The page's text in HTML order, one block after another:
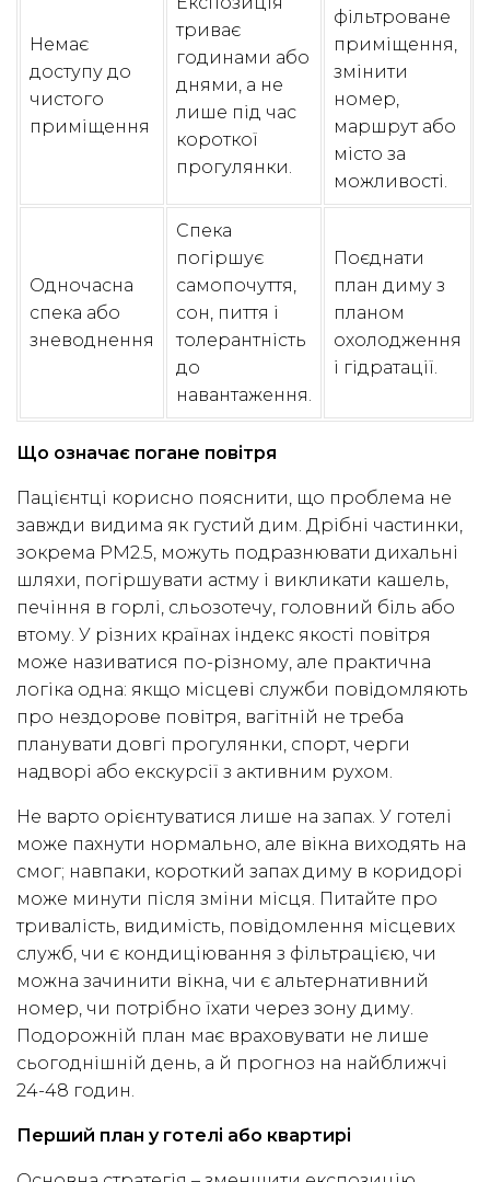
Немає
доступу до
чистого
приміщення
триває
годинами або
днями, а не
лише під час
короткої
прогулянки.
фільтроване
приміщення,
змінити
номер,
маршрут або
місто за
можливості.
Одночасна
спека або
зневоднення
Спека
погіршує
самопочуття,
сон, пиття і
толерантність
до
навантаження.
Поєднати
план диму з
планом
охолодження
і гідратації.
Що означає погане повітря
Пацієнтці корисно пояснити, що проблема не
завжди видима як густий дим. Дрібні частинки,
зокрема PM2.5, можуть подразнювати дихальні
шляхи, погіршувати астму і викликати кашель,
печіння в горлі, сльозотечу, головний біль або
втому. У різних країнах індекс якості повітря
може називатися по-різному, але практична
логіка одна: якщо місцеві служби повідомляють
про нездорове повітря, вагітній не треба
планувати довгі прогулянки, спорт, черги
надворі або екскурсії з активним рухом.
Не варто орієнтуватися лише на запах. У готелі
може пахнути нормально, але вікна виходять на
смог; навпаки, короткий запах диму в коридорі
може минути після зміни місця. Питайте про
тривалість, видимість, повідомлення місцевих
служб, чи є кондиціювання з фільтрацією, чи
можна зачинити вікна, чи є альтернативний
номер, чи потрібно їхати через зону диму.
Подорожній план має враховувати не лише
сьогоднішній день, а й прогноз на найближчі
24-48 годин.
Перший план у готелі або квартирі